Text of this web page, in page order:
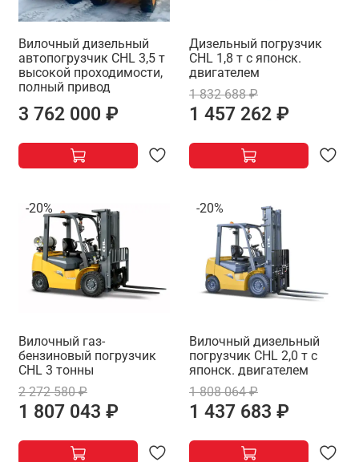
Вилочный дизельный
автопогрузчик CHL 3,5 т
высокой проходимости,
полный привод
3 762 000 ₽
Дизельный погрузчик
CHL 1,8 т с японск.
двигателем
1 832 688 ₽
1 457 262 ₽
-20%
Вилочный газ-
бензиновый погрузчик
CHL 3 тонны
2 272 580 ₽
1 807 043 ₽
-20%
Вилочный дизельный
погрузчик CHL 2,0 т с
японск. двигателем
1 808 064 ₽
1 437 683 ₽